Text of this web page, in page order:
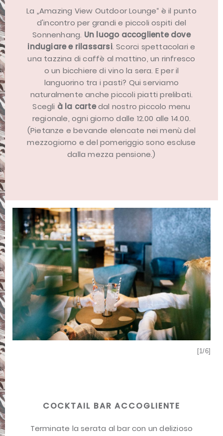
La „Amazing View Outdoor Lounge“ è il punto
d'incontro per grandi e piccoli ospiti del
Sonnenhang. Un luogo accogliente dove
indugiare e rilassarsi. Scorci spettacolari e
una tazzina di caffè al mattino, un rinfresco
o un bicchiere di vino la sera. E per il
languorino tra i pasti? Qui serviamo
naturalmente anche piccoli piatti prelibati.
Scegli à la cartedal nostro piccolo menu
regionale, ogni giorno dalle 12.00 alle 14.00.
(Pietanze e bevande elencate nei menù del
mezzogiorno e del pomeriggio sono escluse
dalla mezza pensione.)
6] [1/6]
COCKTAIL BAR ACCOGLIENTE
Terminate la serata al bar con un delizioso